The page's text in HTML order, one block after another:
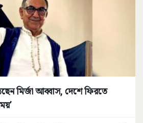
মির্জা আব্বাস, দেশে ফিরতে